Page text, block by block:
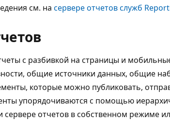
см. на сервере отчетов служб
с разбивкой на страницы и
общие источники данных, общие
которые можно публиковать,
упорядочиваются с помощью
сервере отчетов в собственном режиме